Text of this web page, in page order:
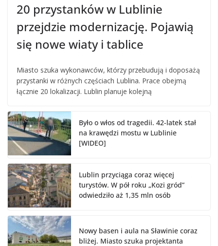
20 przystanków w Lublinie
przejdzie modernizację. Pojawią
się nowe wiaty i tablice
Miasto szuka wykonawców, którzy przebudują i doposażą
przystanki w różnych częściach Lublina. Prace obejmą
łącznie 20 lokalizacji. Lublin planuje kolejną
Było o włos od tragedii. 42-latek stał
na krawędzi mostu w Lublinie
[WIDEO]
Lublin przyciąga coraz więcej
turystów. W pół roku „Kozi gród”
odwiedziło aż 1,35 mln osób
Nowy basen i aula na Sławinie coraz
bliżej. Miasto szuka projektanta